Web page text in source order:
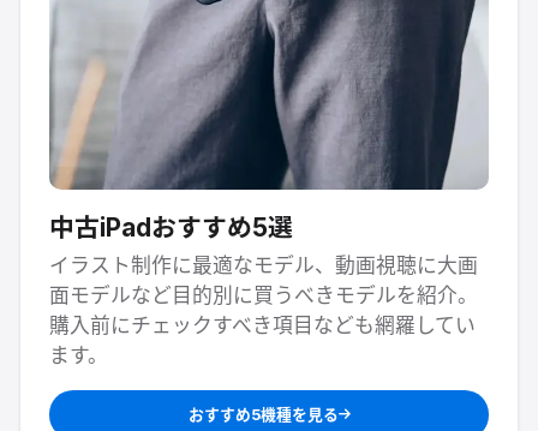
中古iPadおすすめ5選
イラスト制作に最適なモデル、動画視聴に大画
面モデルなど目的別に買うべきモデルを紹介。
購入前にチェックすべき項目なども網羅してい
ます。
おすすめ5機種を見る